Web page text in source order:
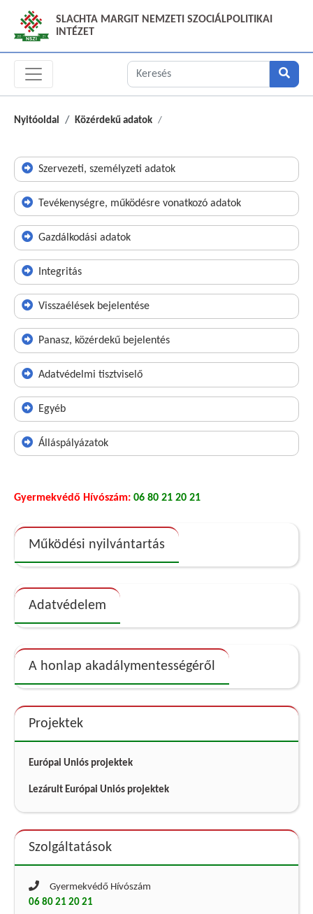
SLACHTA MARGIT NEMZETI SZOCIÁLPOLITIKAI
INTÉZET
Nyitóoldal Közérdekű adatok
Szervezeti, személyzeti adatok
Tevékenységre, működésre vonatkozó adatok
Gazdálkodási adatok
Integritás
Visszaélések bejelentése
Panasz, közérdekű bejelentés
Adatvédelmi tisztviselő
Egyéb
Álláspályázatok
Gyermekvédő Hívószám: 06 80 21 20 21
Működési nyilvántartás
Adatvédelem
A honlap akadálymentességéről
Projektek
Európai Uniós projektek
Lezárult Európai Uniós projektek
Szolgáltatások
Gyermekvédő Hívószám
06 80 21 20 21